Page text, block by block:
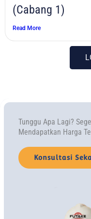
(Cabang 1)
Read More
Tunggu Apa Lagi?
Mendapatkan Harga
Konsultasi